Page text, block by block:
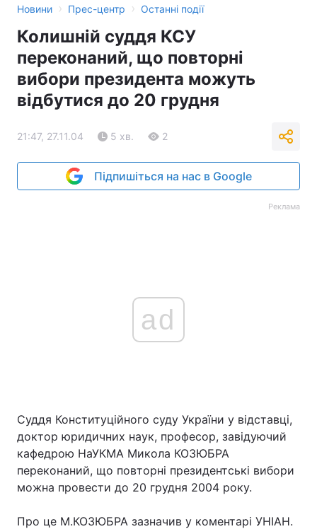
Новини › Прес-центр › Останні події
Колишній суддя КСУ
переконаний, що повторні
вибори президента можуть
відбутися до 20 грудня
21:47, 27.11.04 5 хв. 2
Підпишіться на нас в Google
Реклама
ad
Суддя Конституційного суду України у відставці,
доктор юридичних наук, професор, завідуючий
кафедрою НаУКМА Микола КОЗЮБРА
переконаний, що повторні президентські вибори
можна провести до 20 грудня 2004 року.
Про це М.КОЗЮБРА зазначив у коментарі УНІАН.